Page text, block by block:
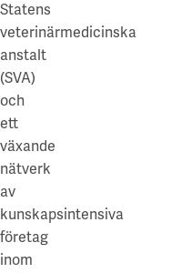
Statens
veterinärmedicinska
anstalt
(SVA)
och
ett
växande
nätverk
av
kunskapsintensiva
företag
inom